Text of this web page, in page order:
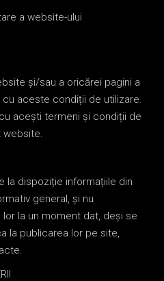
a website-ului
și/sau a oricărei pagini a
aceste condiții de utilizare.
acești termeni și condiții de
website.
la dispoziție informațiile din
general, și nu
la un moment dat, deși se
la publicarea lor pe site,